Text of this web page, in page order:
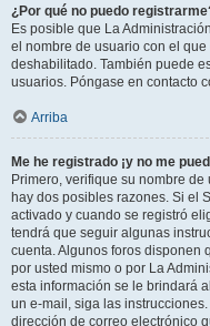
¿Por qué no puedo
Es posible que La
el nombre de usuario con el
deshabilitado. También puede
usuarios. Póngase en contacto
Arriba
Me he registrado ¡y no me
Primero, verifique su nombre
hay dos posibles razones. Si el
activado y cuando se registró
tendrá que seguir algunas
cuenta. Algunos foros disponen
por usted mismo o por La
esta información se le brindará
un e-mail, siga las
dirección de correo electrónico